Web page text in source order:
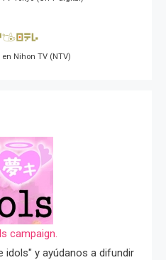
Nihon TV (NTV)
campaign.
idols" y ayúdanos a difundir